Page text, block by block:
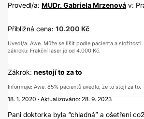
Provedl/a: MUDr. Gabriela Mrzenová v:
Přibližná cena: 10.200 Kč
Uvedl/a: Awe. Může se lišit podle pacienta a složitosti.
zákroku: Frakční laser je od 4.000 Kč.
Zákrok: nestojí to za to
Informuje: Awe. 85% pacientů uvedlo, že to stojí za to.
18. 1. 2020 · Aktualizováno: 28. 9. 2023
Pani doktorka byla “chladná” a ošetření